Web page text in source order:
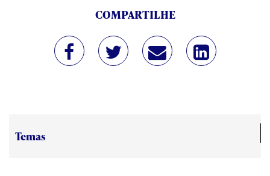
COMPARTILHE
Temas